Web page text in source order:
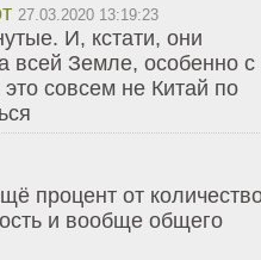
27.03.2020 13:19:23
И, кстати, они
всей Земле, особенно с
совсем не Китай по
процент от
и вообще общего